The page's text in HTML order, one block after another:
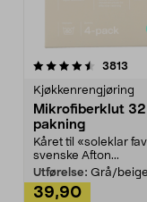
3813
Kjøkkenrengjøring
Mikrofiberklut 32
pakning
Kåret til «soleklar
svenske Afton...
Utførelse: Grå/beige
39,90
4.5av 5